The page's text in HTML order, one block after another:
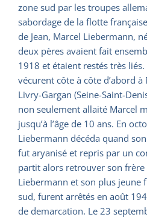
zone sud par les troupes
sabordage de la flotte
de Jean, Marcel Liebermann,
deux pères avaient fait
1918 et étaient restés très
vécurent côte à côte d’abord
Livry-Gargan (Seine-Saint-
non seulement allaité Marcel
jusqu’à l’âge de 10 ans. En
Liebermann décéda quand
fut aryanisé et repris par un
partit alors retrouver son frère
Liebermann et son plus jeune
sud, furent arrêtés en août
de demarcation. Le 23